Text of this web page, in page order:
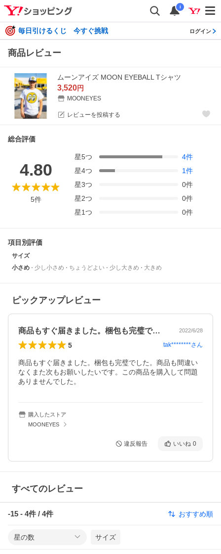
i
毎日引けるくじ 今すぐ挑戦 ログイン
商品レビュー
ムーンアイズ MOON EYEBALL Tシャツ
3,520円
MOONEYES
レビューを投稿する
総合評価
4.80
5件
星5つ 4件
星4つ 1件
星3つ 0件
星2つ 0件
星1つ 0件
項目別評価
サイズ
小さめ
少し小さめ ちょうどよい 少し大きめ 大きめ
ピックアップレビュー
商品もすぐ届きました。梱包も完璧でした… 2022/6/28
5 tak********さん
商品もすぐ届きました。梱包も完璧でした。商品も間違い
なくまた次もお願いしたいです。この商品を購入して問題
ありませんでした。
購入したストア
MOONEYES
違反報告 いいね 0
すべてのレビュー
-15 - 4件 / 4件 おすすめ順
星の数 サイズ